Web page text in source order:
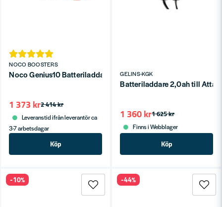
NOCO BOOSTERS
Noco Genius10 Batteriladdare 10A för 6 V och 12 V, 10000
2 414 kr
1 373 kr
Leveranstid ifrån leverantör ca
3-7 arbetsdagar
Köp
GELINS-KGK
Batteriladdare 2,0ah till
1 625 kr
1 360 kr
Finns i Webblager
Köp
-10% -44%